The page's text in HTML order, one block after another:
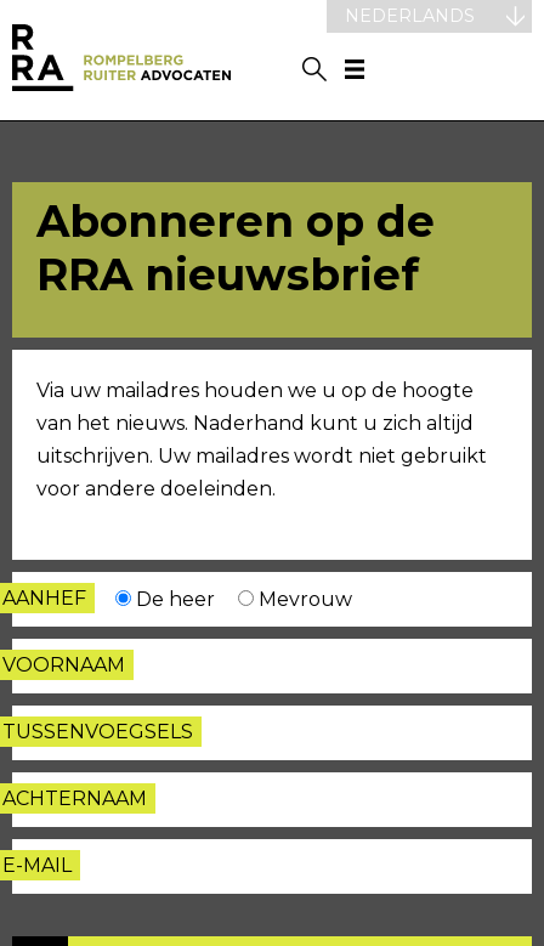
NEDERLANDS
Abonneren op de
RRA nieuwsbrief
Via uw mailadres houden we u op de hoogte
van het nieuws. Naderhand kunt u zich altijd
uitschrijven. Uw mailadres wordt niet gebruikt
voor andere doeleinden.
AANHEF De heer Mevrouw
VOORNAAM
TUSSENVOEGSELS
ACHTERNAAM
E-MAIL